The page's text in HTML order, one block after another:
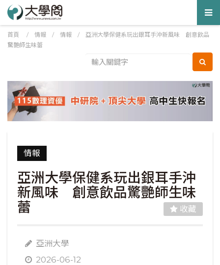
首頁 / 情報 / 情報 / 亞洲大學保健系玩出銀耳手沖新風味 創意飲品
驚艷師生味蕾
情報
亞洲大學保健系玩出銀耳手沖
新風味 創意飲品驚艷師生味
蕾
收藏
亞洲大學
2026-06-12